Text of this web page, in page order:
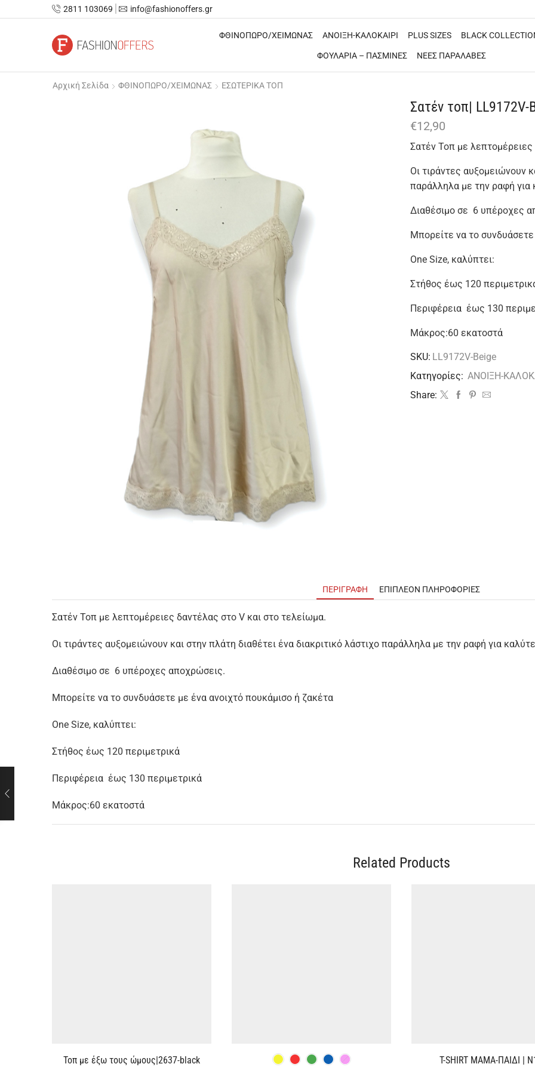
2811 103069 info@fashionoffers.gr
ΦΘΙΝΟΠΩΡΟ/ΧΕΙΜΩΝΑΣ ΑΝΟΙΞΗ-ΚΑΛΟΚΑΙΡΙ PLUS SIZES BLACK
ΦΟΥΛΑΡΙΑ – ΠΑΣΜΙΝΕΣ ΝΕΕΣ ΠΑΡΑΛΑΒΕΣ
Αρχική Σελίδα ΦΘΙΝΟΠΩΡΟ/ΧΕΙΜΩΝΑΣ ΕΣΩΤΕΡΙΚΑ ΤΟΠ
Σατέν τοπ| LL9172V-
€12,90
Σατέν Τοπ με
Οι τιράντες αυξομειώνουν
παράλληλα με την ραφή
Διαθέσιμο σε 6 υπέροχες
Μπορείτε να το
One Size, καλύπτει:
Στήθος έως 120
Περιφέρεια έως 130
Μάκρος:60 εκατοστά
SKU: LL9172V-Beige
Κατηγορίες: ΑΝΟΙΞΗ-
Share:
ΠΕΡΙΓΡΑΦΉ ΕΠΙΠΛΈΟΝ ΠΛΗΡΟΦΟΡΊΕΣ
Σατέν Τοπ με λεπτομέρειες δαντέλας στο V και στο τελείωμα.
Οι τιράντες αυξομειώνουν και στην πλάτη διαθέτει ένα διακριτικό λάστιχο παράλληλα με την ραφή για
Διαθέσιμο σε 6 υπέροχες αποχρώσεις.
Μπορείτε να το συνδυάσετε με ένα ανοιχτό πουκάμισο ή ζακέτα
One Size, καλύπτει:
Στήθος έως 120 περιμετρικά
Περιφέρεια έως 130 περιμετρικά
Μάκρος:60 εκατοστά
Related Products
Τοπ με έξω τους ώμους|2637-black T-SHIRT ΜΑΜΑ-ΠΑΙΔΙ |